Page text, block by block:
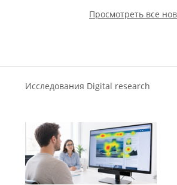
Просмотреть все
Исследования Digital research